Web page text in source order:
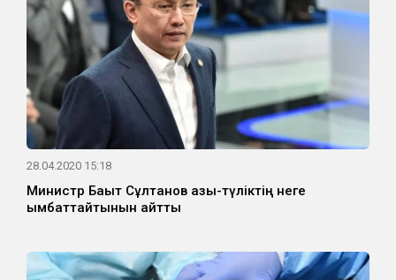
28.04.2020 15:18
Министр Бақыт Сұлтанов азық-түліктің неге
қымбаттайтынын айтты